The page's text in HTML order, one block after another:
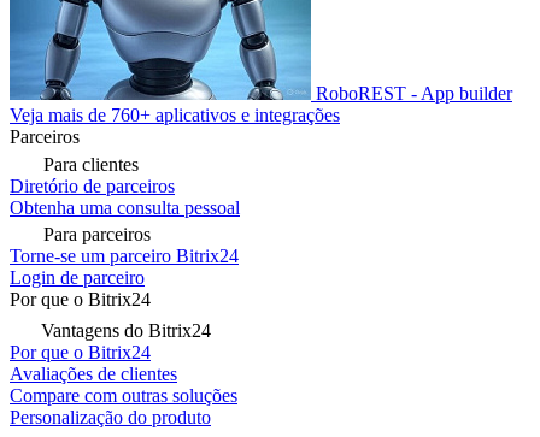
RoboREST - App builder
Veja mais de 760+ aplicativos e integrações
Parceiros
Para clientes
Diretório de parceiros
Obtenha uma consulta pessoal
Para parceiros
Torne-se um parceiro Bitrix24
Login de parceiro
Por que o Bitrix24
Vantagens do Bitrix24
Por que o Bitrix24
Avaliações de clientes
Compare com outras soluções
Personalização do produto